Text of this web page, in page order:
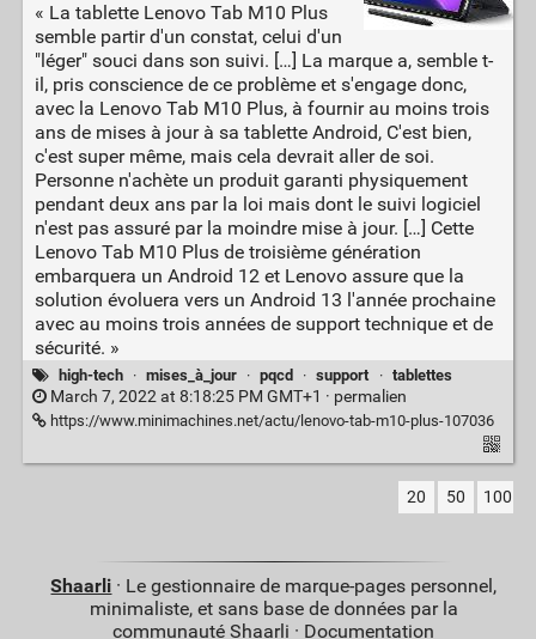
« La tablette Lenovo Tab M10 Plus
semble partir d'un constat, celui d'un
"léger" souci dans son suivi. […] La marque a, semble t-
il, pris conscience de ce problème et s'engage donc,
avec la Lenovo Tab M10 Plus, à fournir au moins trois
ans de mises à jour à sa tablette Android, C'est bien,
c'est super même, mais cela devrait aller de soi.
Personne n'achète un produit garanti physiquement
pendant deux ans par la loi mais dont le suivi logiciel
n'est pas assuré par la moindre mise à jour. […] Cette
Lenovo Tab M10 Plus de troisième génération
embarquera un Android 12 et Lenovo assure que la
solution évoluera vers un Android 13 l'année prochaine
avec au moins trois années de support technique et de
sécurité. »
high-tech · mises_à_jour · pqcd · support · tablettes
March 7, 2022 at 8:18:25 PM GMT+1 · permalien
https://www.minimachines.net/actu/lenovo-tab-m10-plus-107036
20 50 100
Shaarli · Le gestionnaire de marque-pages personnel,
minimaliste, et sans base de données par la
communauté Shaarli · Documentation